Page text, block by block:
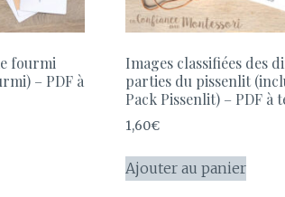
fourmi
– PDF à
Images classifiées des
parties du pissenlit
Pack Pissenlit) – PDF à
1,60€
Ajouter au panier